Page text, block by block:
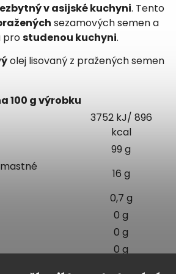
v asijské kuchyni. Tento
sezamových semen a
prostudenou kuchyni.
olej lisovaný z pražených semen
100 g výrobku
3752 kJ/ 896
kcal
99 g
16 g
0,7 g
0 g
0 g
0 g